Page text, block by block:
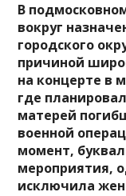
В
вокруг
городского
причиной
на концерте в
где
матерей
военной
момент,
мероприятия,
исключила